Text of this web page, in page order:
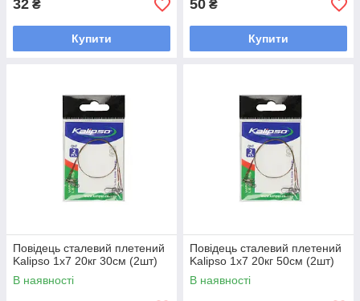
32 ₴
Купити
50 ₴
Купити
Повідець сталевий плетений
Kalipso 1x7 20кг 30см (2шт)
В наявності
Повідець сталевий плетений
Kalipso 1x7 20кг 50см (2шт)
В наявності